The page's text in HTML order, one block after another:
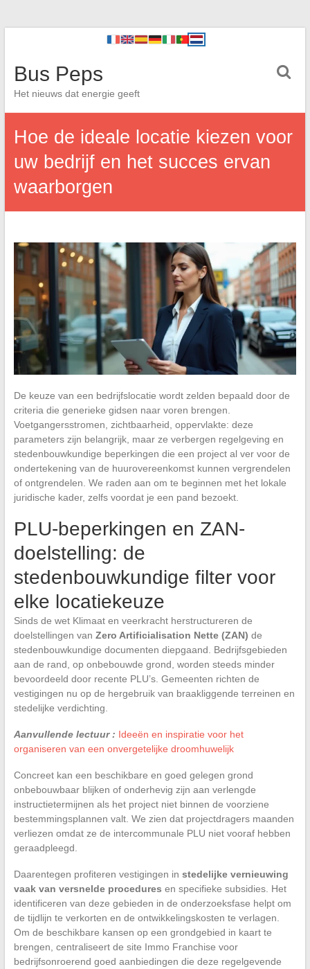
Bus Peps
Het nieuws dat energie geeft
Hoe de ideale locatie kiezen voor
uw bedrijf en het succes ervan
waarborgen
De keuze van een bedrijfslocatie wordt zelden bepaald door de
criteria die generieke gidsen naar voren brengen.
Voetgangersstromen, zichtbaarheid, oppervlakte: deze
parameters zijn belangrijk, maar ze verbergen regelgeving en
stedenbouwkundige beperkingen die een project al ver voor de
ondertekening van de huurovereenkomst kunnen vergrendelen
of ontgrendelen. We raden aan om te beginnen met het lokale
juridische kader, zelfs voordat je een pand bezoekt.
PLU-beperkingen en ZAN-
doelstelling: de
stedenbouwkundige filter voor
elke locatiekeuze
Sinds de wet Klimaat en veerkracht herstructureren de
doelstellingen van Zero Artificialisation Nette (ZAN) de
stedenbouwkundige documenten diepgaand. Bedrijfsgebieden
aan de rand, op onbebouwde grond, worden steeds minder
bevoordeeld door recente PLU’s. Gemeenten richten de
vestigingen nu op de hergebruik van braakliggende terreinen en
stedelijke verdichting.
Aanvullende lectuur : Ideeën en inspiratie voor het
organiseren van een onvergetelijke droomhuwelijk
Concreet kan een beschikbare en goed gelegen grond
onbebouwbaar blijken of onderhevig zijn aan verlengde
instructietermijnen als het project niet binnen de voorziene
bestemmingsplannen valt. We zien dat projectdragers maanden
verliezen omdat ze de intercommunale PLU niet vooraf hebben
geraadpleegd.
Daarentegen profiteren vestigingen in stedelijke vernieuwing
vaak van versnelde procedures en specifieke subsidies. Het
identificeren van deze gebieden in de onderzoeksfase helpt om
de tijdlijn te verkorten en de ontwikkelingskosten te verlagen.
Om de beschikbare kansen op een grondgebied in kaart te
brengen, centraliseert de site Immo Franchise voor
bedrijfsonroerend goed aanbiedingen die deze regelgevende